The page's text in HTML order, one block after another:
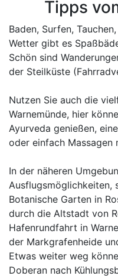
Tipps
Baden, Surfen,
Wetter gibt es
Schön sind
der Steilküste
Nutzen Sie auch die
Warnemünde, hier
Ayurveda genießen,
oder einfach Massagen
In der näheren
Ausflugsmöglichkeiten,
Botanische Garten in
durch die Altstadt von
Hafenrundfahrt in
der Markgrafenheide
Etwas weiter weg
Doberan nach